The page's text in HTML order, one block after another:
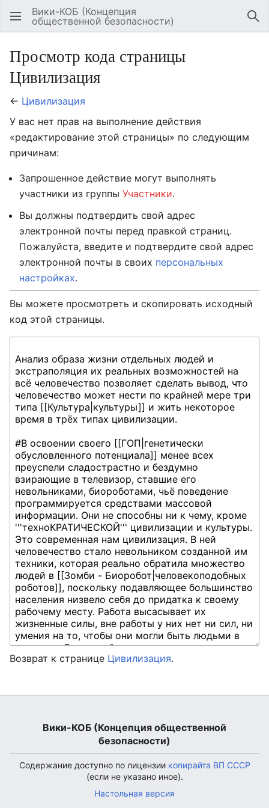
Открыть главное меню
Вики-КОБ (Концепция
общественной безопасности)
Просмотр кода страницы
Цивилизация
← Цивилизация
У вас нет прав на выполнение действия
«редактирование этой страницы» по следующим
причинам:
Запрошенное действие могут выполнять
участники из группы Участники.
Вы должны подтвердить свой адрес
электронной почты перед правкой страниц.
Пожалуйста, введите и подтвердите свой адрес
электронной почты в своих персональных
настройках.
Вы можете просмотреть и скопировать исходный
код этой страницы.
Возврат к странице Цивилизация.
Вики-КОБ (Концепция общественной
безопасности)
Содержание доступно по лицензии копирайта ВП СССР
(если не указано иное).
Настольная версия